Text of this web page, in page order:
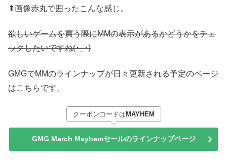
⬆画像赤丸で囲ったこんな感じ。
欲しいゲームを買う際にMMの表示があるかどうかをチェ
ックしたいですね(･_･)
GMGでMMのラインナップが日々更新される予定のページ
はこちらです。
クーポンコードは MAYHEM
GMG March Mayhemセールのラインナップページ